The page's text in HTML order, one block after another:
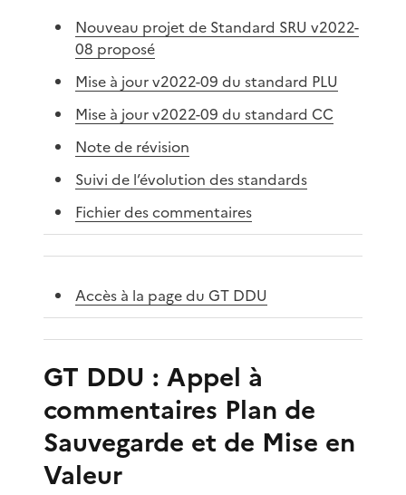
Nouveau projet de Standard SRU v2022-
08 proposé
Mise à jour v2022-09 du standard PLU
Mise à jour v2022-09 du standard CC
Note de révision
Suivi de l’évolution des standards
Fichier des commentaires
Accès à la page du GT DDU
GT DDU : Appel à
commentaires Plan de
Sauvegarde et de Mise en
Valeur